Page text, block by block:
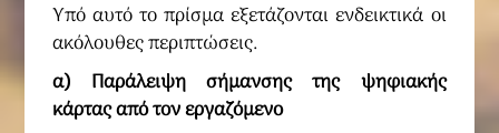
Υπό αυτό το πρίσμα εξετάζονται ενδεικτικά οι
ακόλουθες περιπτώσεις.
α) Παράλειψη σήμανσης της ψηφιακής
κάρτας από τον εργαζόμενο